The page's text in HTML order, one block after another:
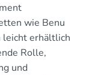
wie Benu
leicht erhältlich
Rolle,
und